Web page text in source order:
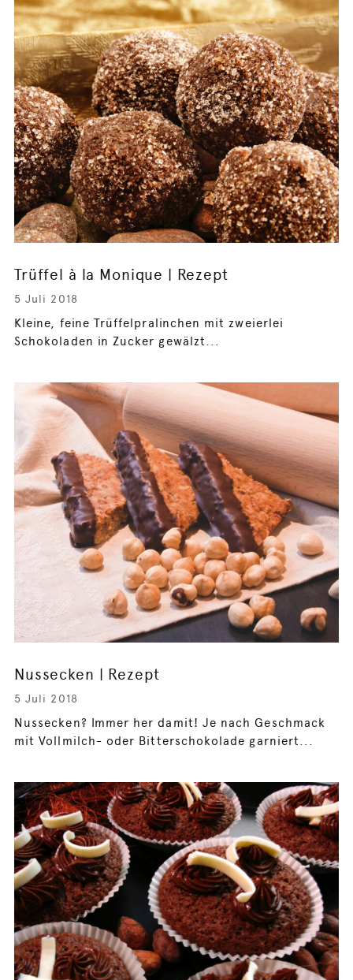
Trüffel à la Monique | Rezept
5 Juli 2018
Kleine, feine Trüffelpralinchen mit zweierlei
Schokoladen in Zucker gewälzt...
Nussecken | Rezept
5 Juli 2018
Nussecken? Immer her damit! Je nach Geschmack
mit Vollmilch- oder Bitterschokolade garniert...